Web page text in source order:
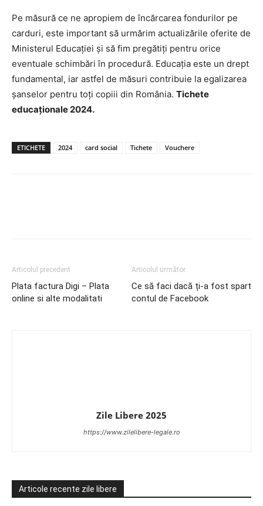
Pe măsură ce ne apropiem de încărcarea fondurilor pe
carduri, este important să urmărim actualizările oferite de
Ministerul Educației și să fim pregătiți pentru orice
eventuale schimbări în procedură. Educația este un drept
fundamental, iar astfel de măsuri contribuie la egalizarea
șanselor pentru toți copiii din România. Tichete
educaționale 2024.
ETICHETE 2024 card social Tichete Vouchere
Articolul precedent
Plata factura Digi – Plata
online si alte modalitati
Articolul următor
Ce să faci dacă ți-a fost spart
contul de Facebook
Zile Libere 2025
https://www.zilelibere-legale.ro
Articole recente zile libere